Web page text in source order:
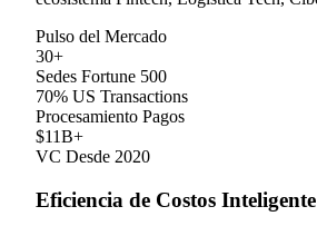
Pulso del Mercado
30+
Sedes Fortune 500
70% US Transactions
Procesamiento Pagos
$11B+
VC Desde 2020
Eficiencia de Costos Inteligente